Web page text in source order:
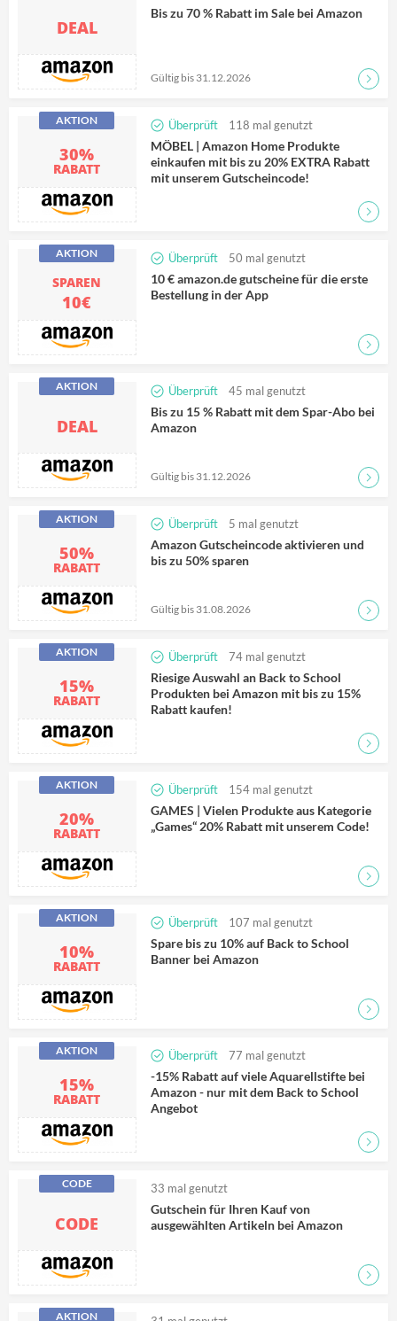
DEAL
Bis zu 70 % Rabatt im Sale bei Amazon
Gültig bis 31.12.2026 Zum
30%
RABATT
AKTION Überprüft 118 mal genutzt
MÖBEL | Amazon Home Produkte
einkaufen mit bis zu 20% EXTRA Rabatt
mit unserem Gutscheincode!
Zum
SPAREN
10€
AKTION Überprüft 50 mal genutzt
10 € amazon.de gutscheine für die erste
Bestellung in der App
Zum
DEAL
AKTION Überprüft 45 mal genutzt
Bis zu 15 % Rabatt mit dem Spar-Abo bei
Amazon
Gültig bis 31.12.2026 Zum
50%
RABATT
AKTION Überprüft 5 mal genutzt
Amazon Gutscheincode aktivieren und
bis zu 50% sparen
Gültig bis 31.08.2026 Zum
15%
RABATT
AKTION Überprüft 74 mal genutzt
Riesige Auswahl an Back to School
Produkten bei Amazon mit bis zu 15%
Rabatt kaufen!
Zum
20%
RABATT
AKTION Überprüft 154 mal genutzt
GAMES | Vielen Produkte aus Kategorie
„Games“ 20% Rabatt mit unserem Code!
Zum
10%
RABATT
AKTION Überprüft 107 mal genutzt
Spare bis zu 10% auf Back to School
Banner bei Amazon
Zum
15%
RABATT
AKTION Überprüft 77 mal genutzt
-15% Rabatt auf viele Aquarellstifte bei
Amazon - nur mit dem Back to School
Angebot
Zum
CODE
CODE 33 mal genutzt
Gutschein für Ihren Kauf von
ausgewählten Artikeln bei Amazon
AKTION